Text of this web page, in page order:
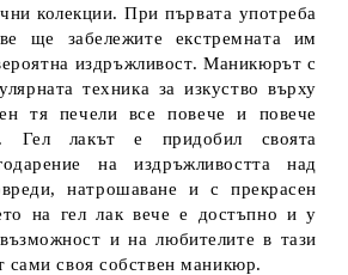
колекции. При първата употреба
ще забележите екстремната им
издръжливост. Маникюрът с
техника за изкуство върху
тя печели все повече и повече
Гел лакът е придобил своята
на издръжливостта над
натрошаване и с прекрасен
на гел лак вече е достъпно и у
и на любителите в тази
сами своя собствен маникюр.